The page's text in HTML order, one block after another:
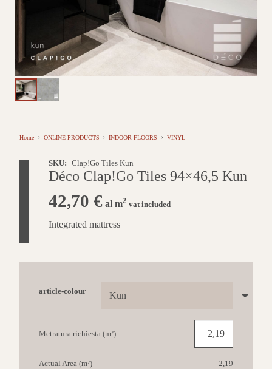
Home ONLINE PRODUCTS INDOOR FLOORS VINYL
SKU: Clap!Go Tiles Kun
Déco Clap!Go Tiles 94×46,5 Kun
42,70 € al m2 vat included
Integrated mattress
article-colour
Metratura richiesta (m²)
Actual Area (m²) 2,19